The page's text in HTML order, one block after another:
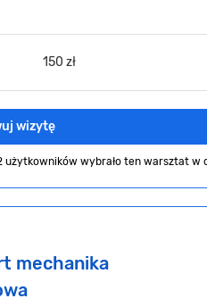
150 zł
wizytę
użytkowników wybrało ten warsztat w
mechanika